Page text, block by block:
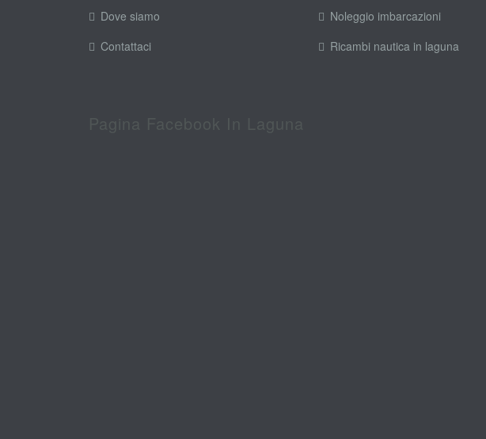
Dove siamo
Contattaci
Noleggio imbarcazioni
Ricambi nautica in laguna